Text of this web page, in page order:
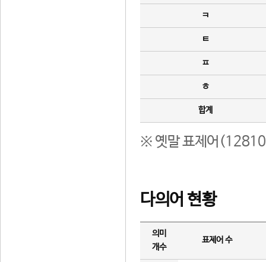
ㅋ
ㅌ
ㅍ
ㅎ
합계
※ 옛말 표제어(12810
다의어 현황
의미
개수
표제어 수